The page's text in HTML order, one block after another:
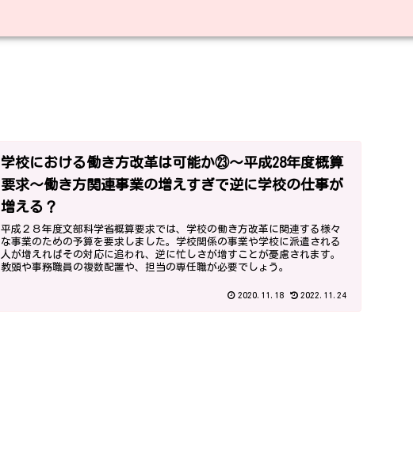
学校における働き方改革は可能か㉓～平成28年度概算
要求～働き方関連事業の増えすぎで逆に学校の仕事が
増える？
平成２８年度文部科学省概算要求では、学校の働き方改革に関連する様々
な事業のための予算を要求しました。学校関係の事業や学校に派遣される
人が増えればその対応に追われ、逆に忙しさが増すことが憂慮されます。
教頭や事務職員の複数配置や、担当の専任職が必要でしょう。
2020.11.18 2022.11.24